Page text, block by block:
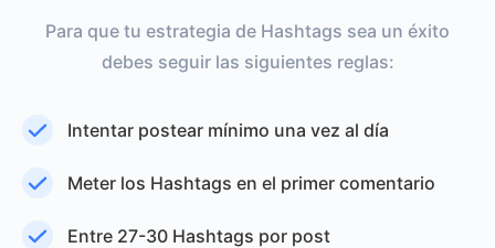
Para que tu estrategia de Hashtags sea un éxito
debes seguir las siguientes reglas:
Intentar postear mínimo una vez al día
Meter los Hashtags en el primer comentario
Entre 27-30 Hashtags por post